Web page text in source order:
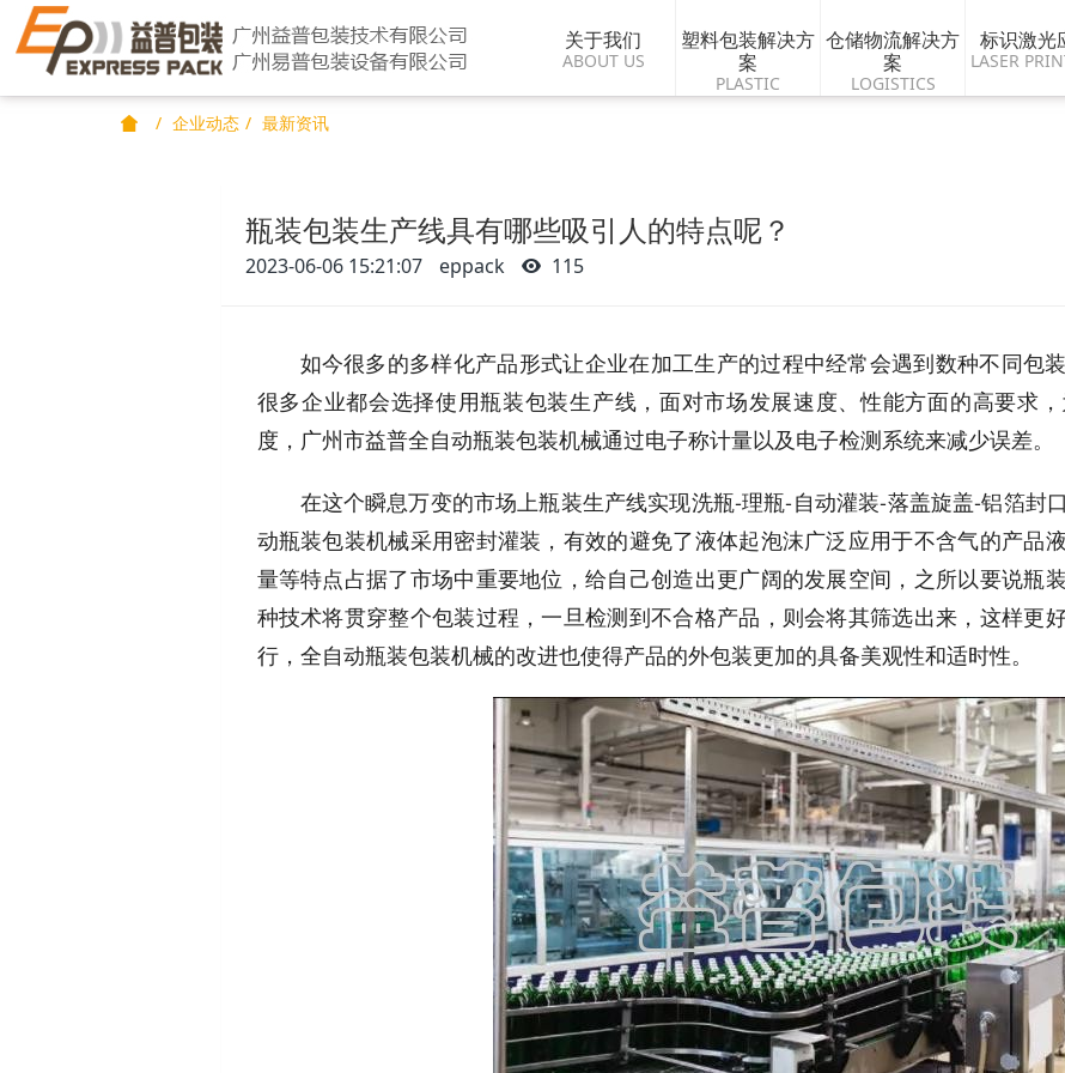
关于我们
ABOUT US
塑料包装解决方
案
PLASTIC
仓储物流解决方
案
LOGISTICS
标识激光
LASER
企业动态 最新资讯
瓶装包装生产线具有哪些吸引人的特点呢？
2023-06-06 15:21:07 eppack 115
如今很多的多样化产品形式让企业在加工生产的过程中经常会遇到数种不同包
很多企业都会选择使用瓶装包装生产线，面对市场发展速度、性能方面的高要求
度，广州市益普全自动瓶装包装机械通过电子称计量以及电子检测系统来减少误差。
在这个瞬息万变的市场上瓶装生产线实现洗瓶-理瓶-自动灌装-落盖旋盖-铝箔封
动瓶装包装机械采用密封灌装，有效的避免了液体起泡沫广泛应用于不含气的产品
量等特点占据了市场中重要地位，给自己创造出更广阔的发展空间，之所以要说瓶
种技术将贯穿整个包装过程，一旦检测到不合格产品，则会将其筛选出来，这样更
行，全自动瓶装包装机械的改进也使得产品的外包装更加的具备美观性和适时性。